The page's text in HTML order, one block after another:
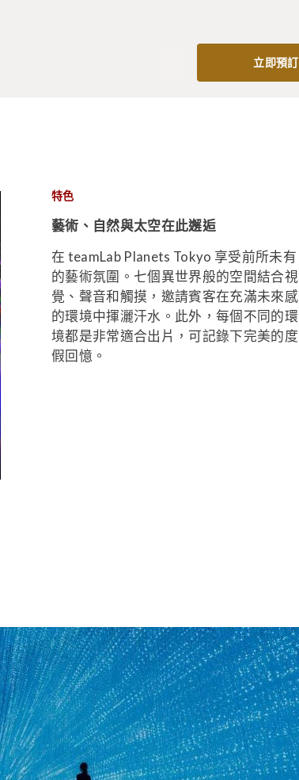
立即預訂
特色
藝術、自然與太空在此邂逅
在 teamLab Planets Tokyo 享受前所未有
的藝術氛圍。七個異世界般的空間結合視
覺、聲音和觸摸，邀請賓客在充滿未來感
的環境中揮灑汗水。此外，每個不同的環
境都是非常適合出片，可記錄下完美的度
假回憶。